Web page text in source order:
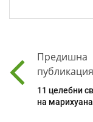
Предишна
публикация
11 целебни
на